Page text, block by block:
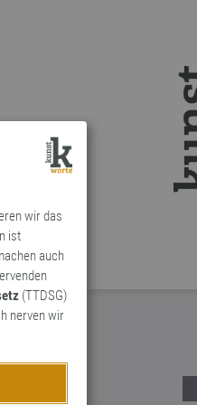
wir das
ist
auch
(TTDSG)
nerven wir